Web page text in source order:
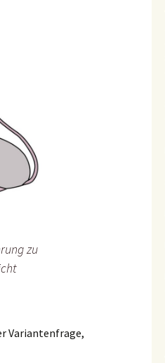
zu
Variantenfrage,